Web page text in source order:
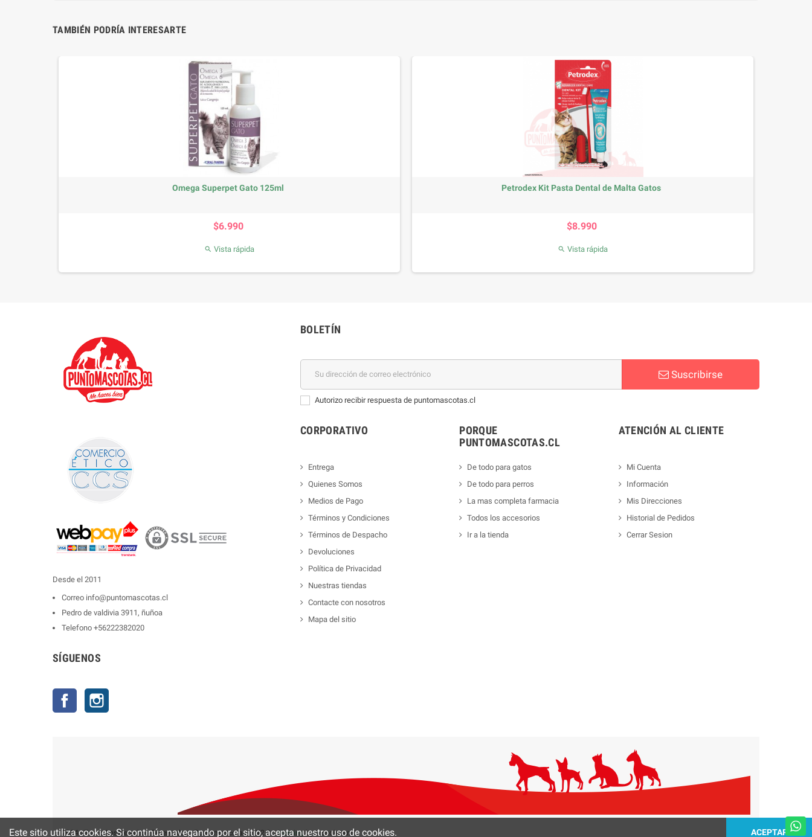
TAMBIÉN PODRÍA INTERESARTE
Omega Superpet Gato 125ml
$6.990
 Vista rápida
Petrodex Kit Pasta Dental de Malta Gatos
$8.990
 Vista rápida
Desde el 2011
Correo info@puntomascotas.cl
Pedro de valdivia 3911, ñuñoa
Telefono +56222382020
SÍGUENOS
Facebook
BOLETÍN
Suscribirse
Autorizo recibir respuesta de puntomascotas.cl
CORPORATIVO
Entrega
Quienes Somos
Medios de Pago
Términos y Condiciones
Términos de Despacho
Devoluciones
Política de Privacidad
Nuestras tiendas
Contacte con nosotros
Mapa del sitio
PORQUE
PUNTOMASCOTAS.CL
De todo para gatos
De todo para perros
La mas completa farmacia
Todos los accesorios
Ir a la tienda
ATENCIÓN AL CLIENTE
Mi Cuenta
Información
Mis Direcciones
Historial de Pedidos
Cerrar Sesion
2024 - Todos Los Derechos Reservados - Puntomascotas.cl V2.0 -Hostingby tecnoinver.cl
Este sitio utiliza cookies. Si continúa navegando por el sitio, acepta nuestro uso de cookies. ACEPTAR